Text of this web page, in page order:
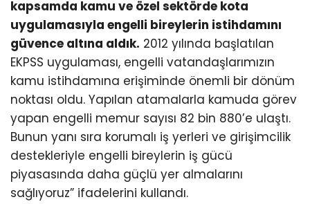
kapsamda kamu ve özel sektörde kota
uygulamasıyla engelli bireylerin istihdamını
güvence altına aldık. 2012 yılında başlatılan
EKPSS uygulaması, engelli vatandaşlarımızın
kamu istihdamına erişiminde önemli bir dönüm
noktası oldu. Yapılan atamalarla kamuda görev
yapan engelli memur sayısı 82 bin 880’e ulaştı.
Bunun yanı sıra korumalı iş yerleri ve girişimcilik
destekleriyle engelli bireylerin iş gücü
piyasasında daha güçlü yer almalarını
sağlıyoruz” ifadelerini kullandı.